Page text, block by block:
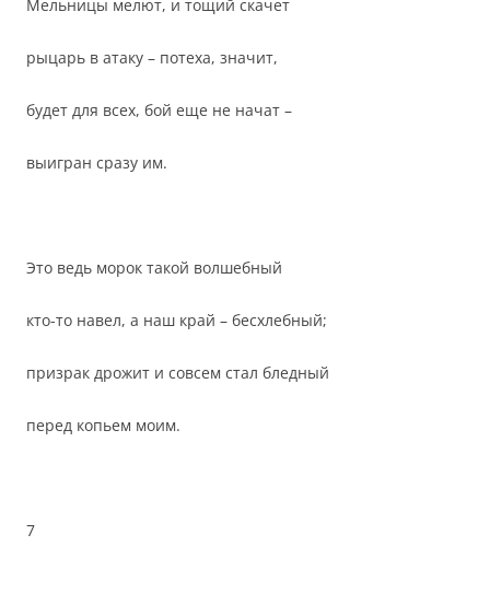
Мельницы мелют, и тощий скачет
рыцарь в атаку – потеха, значит,
будет для всех, бой еще не начат –
выигран сразу им.
Это ведь морок такой волшебный
кто-то навел, а наш край – бесхлебный;
призрак дрожит и совсем стал бледный
перед копьем моим.
7